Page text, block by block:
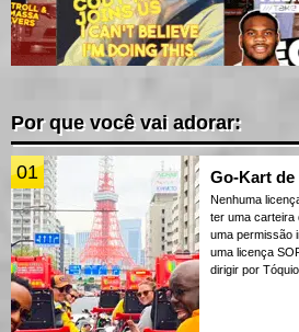
Por que você vai adorar:
01 Go-Kart de
Nenhuma
ter uma carteira
uma permissão
uma licença
dirigir por